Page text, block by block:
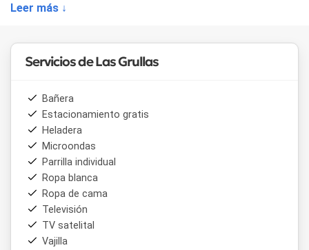
Leer más ↓
Servicios de Las Grullas
Bañera
Estacionamiento gratis
Heladera
Microondas
Parrilla individual
Ropa blanca
Ropa de cama
Televisión
TV satelital
Vajilla